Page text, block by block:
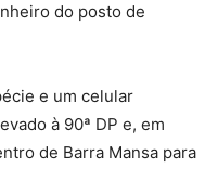
do posto de
e um celular
à 90ª DP e, em
de Barra Mansa para